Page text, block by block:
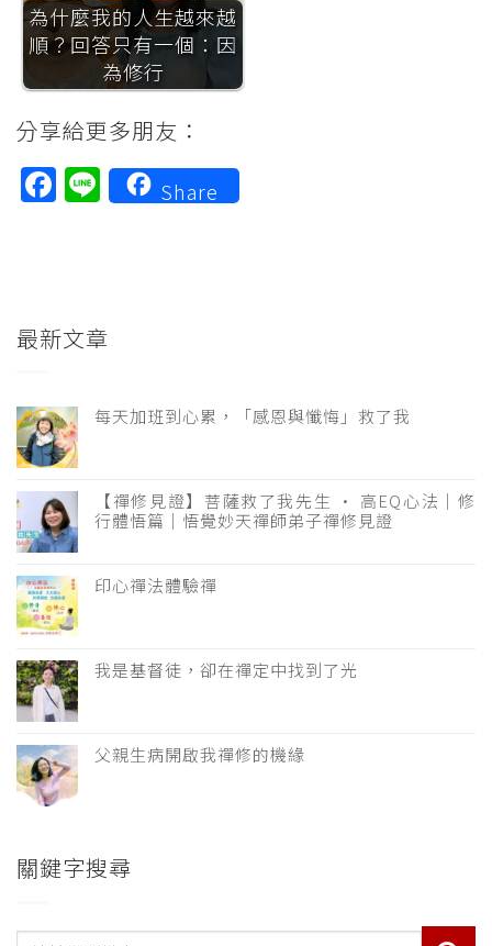
為什麼我的人生越來越
順？回答只有一個：因
為修行
分享給更多朋友：
Facebook
LineShare
最新文章
每天加班到心累，「感恩與懺悔」救了我
【禪修見證】菩薩救了我先生 · 高EQ心法｜修
行體悟篇｜悟覺妙天禪師弟子禪修見證
印心禪法體驗禪
我是基督徒，卻在禪定中找到了光
父親生病開啟我禪修的機緣
關鍵字搜尋